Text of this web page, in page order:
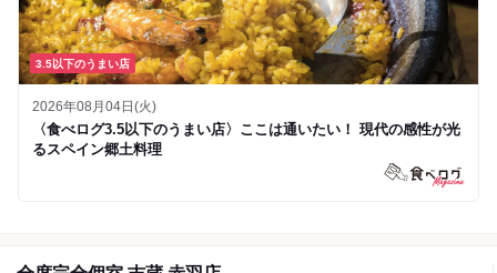
3.5以下のうまい店
2026年08月04日(火)
〈食べログ3.5以下のうまい店〉ここは通いたい！ 現代の感性が光
るスペイン郷土料理